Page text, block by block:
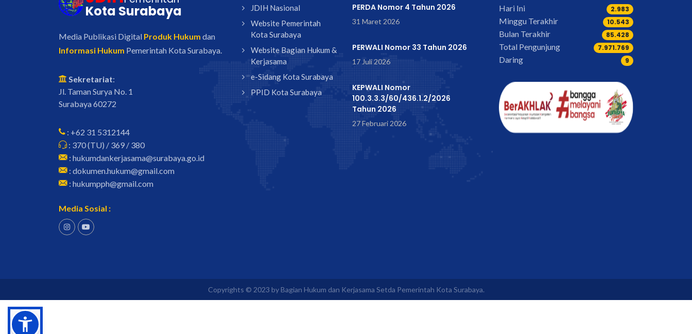
Kota Surabaya
Media Publikasi Digital Produk Hukum dan
Informasi Hukum Pemerintah Kota Surabaya.
Sekretariat:
Jl. Taman Surya No. 1
Surabaya 60272
: +62 31 5312144
: 370 (TU) / 369 / 380
: hukumdankerjasama@surabaya.go.id
: dokumen.hukum@gmail.com
: hukumpph@gmail.com
Media Sosial :
JDIH Nasional
Website Pemerintah
Kota Surabaya
Website Bagian Hukum &
Kerjasama
e-Sidang Kota Surabaya
PPID Kota Surabaya
PERDA Nomor 4 Tahun 2026
31 Maret 2026
PERWALI Nomor 33 Tahun 2026
17 Juli 2026
KEPWALI Nomor
100.3.3.3/60/436.1.2/2026
Tahun 2026
27 Februari 2026
Hari Ini 2.983
Minggu Terakhir 11.748
Bulan Terakhir 95.273
Total Pengunjung 8.891.577
Daring 9
Copyrights © 2023 by Bagian Hukum dan Kerjasama Setda Pemerintah Kota Surabaya.